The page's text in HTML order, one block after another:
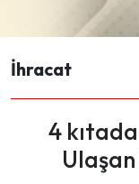
İhracat
4